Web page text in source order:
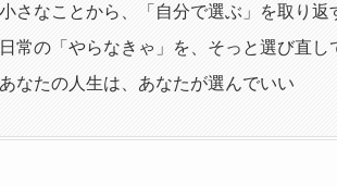
小さなことから、「自分で選ぶ」を取り返
日常の「やらなきゃ」を、そっと選び直し
あなたの人生は、あなたが選んでいい